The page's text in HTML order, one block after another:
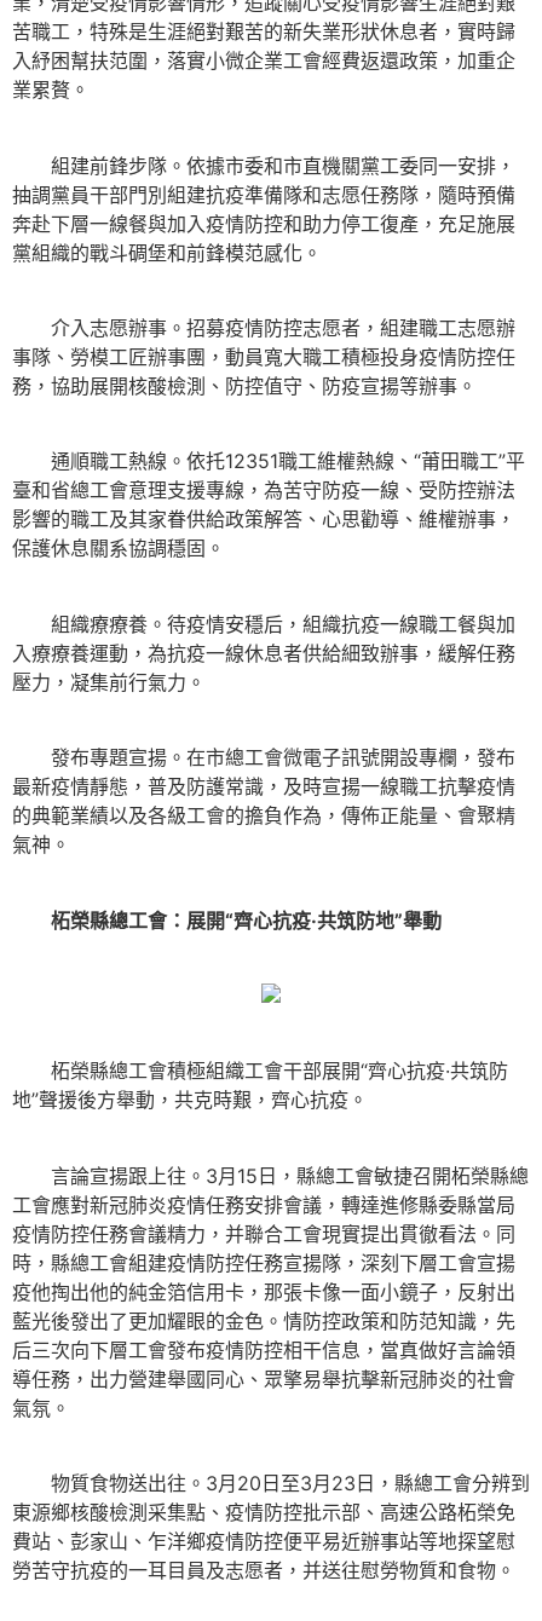
苦職工，特殊是生涯絕對艱苦的新失業形狀休息者，實時歸
入紓困幫扶范圍，落實小微企業工會經費返還政策，加重企
業累贅。
組建前鋒步隊。依據市委和市直機關黨工委同一安排，
抽調黨員干部門別組建抗疫準備隊和志愿任務隊，隨時預備
奔赴下層一線餐與加入疫情防控和助力停工復產，充足施展
黨組織的戰斗碉堡和前鋒模范感化。
介入志愿辦事。招募疫情防控志愿者，組建職工志愿辦
事隊、勞模工匠辦事團，動員寬大職工積極投身疫情防控任
務，協助展開核酸檢測、防控值守、防疫宣揚等辦事。
通順職工熱線。依托12351職工維權熱線、“莆田職工”平
臺和省總工會意理支援專線，為苦守防疫一線、受防控辦法
影響的職工及其家眷供給政策解答、心思勸導、維權辦事，
保護休息關系協調穩固。
組織療療養。待疫情安穩后，組織抗疫一線職工餐與加
入療療養運動，為抗疫一線休息者供給細致辦事，緩解任務
壓力，凝集前行氣力。
發布專題宣揚。在市總工會微電子訊號開設專欄，發布
最新疫情靜態，普及防護常識，及時宣揚一線職工抗擊疫情
的典範業績以及各級工會的擔負作為，傳佈正能量、會聚精
氣神。
柘榮縣總工會：展開“齊心抗疫·共筑防地”舉動
柘榮縣總工會積極組織工會干部展開“齊心抗疫·共筑防
地”聲援後方舉動，共克時艱，齊心抗疫。
言論宣揚跟上往。3月15日，縣總工會敏捷召開柘榮縣總
工會應對新冠肺炎疫情任務安排會議，轉達進修縣委縣當局
疫情防控任務會議精力，并聯合工會現實提出貫徹看法。同
時，縣總工會組建疫情防控任務宣揚隊，深刻下層工會宣揚
疫他掏出他的純金箔信用卡，那張卡像一面小鏡子，反射出
藍光後發出了更加耀眼的金色。情防控政策和防范知識，先
后三次向下層工會發布疫情防控相干信息，當真做好言論領
導任務，出力營建舉國同心、眾擎易舉抗擊新冠肺炎的社會
氣氛。
物質食物送出往。3月20日至3月23日，縣總工會分辨到
東源鄉核酸檢測采集點、疫情防控批示部、高速公路柘榮免
費站、彭家山、乍洋鄉疫情防控便平易近辦事站等地探望慰
勞苦守抗疫的一耳目員及志愿者，并送往慰勞物質和食物。